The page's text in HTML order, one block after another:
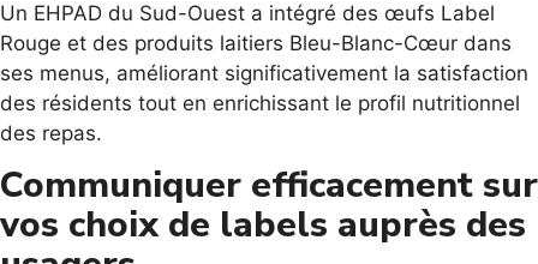
Un EHPAD du Sud-Ouest a intégré des œufs Label
Rouge et des produits laitiers Bleu-Blanc-Cœur dans
ses menus, améliorant significativement la satisfaction
des résidents tout en enrichissant le profil nutritionnel
des repas.
Communiquer efficacement sur
vos choix de labels auprès des